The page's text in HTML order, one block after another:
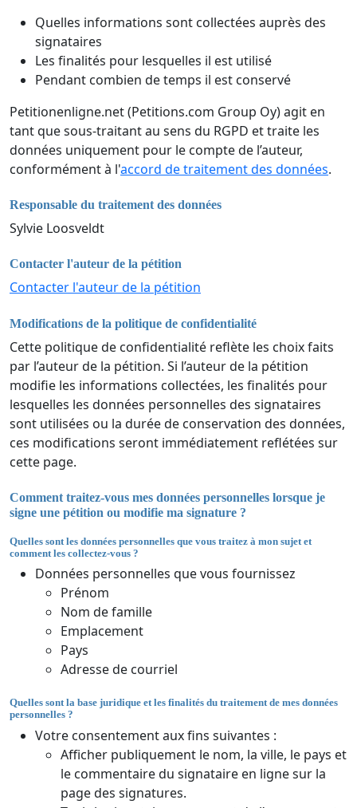
Quelles informations sont collectées auprès des
signataires
Les finalités pour lesquelles il est utilisé
Pendant combien de temps il est conservé
Petitionenligne.net (Petitions.com Group Oy) agit en
tant que sous-traitant au sens du RGPD et traite les
données uniquement pour le compte de l’auteur,
conformément à l'accord de traitement des données.
Responsable du traitement des données
Sylvie Loosveldt
Contacter l'auteur de la pétition
Contacter l'auteur de la pétition
Modifications de la politique de confidentialité
Cette politique de confidentialité reflète les choix faits
par l’auteur de la pétition. Si l’auteur de la pétition
modifie les informations collectées, les finalités pour
lesquelles les données personnelles des signataires
sont utilisées ou la durée de conservation des données,
ces modifications seront immédiatement reflétées sur
cette page.
Comment traitez-vous mes données personnelles lorsque je
signe une pétition ou modifie ma signature ?
Quelles sont les données personnelles que vous traitez à mon sujet et
comment les collectez-vous ?
Données personnelles que vous fournissez
Prénom
Nom de famille
Emplacement
Pays
Adresse de courriel
Quelles sont la base juridique et les finalités du traitement de mes données
personnelles ?
Votre consentement aux fins suivantes :
Afficher publiquement le nom, la ville, le pays et
le commentaire du signataire en ligne sur la
page des signatures.